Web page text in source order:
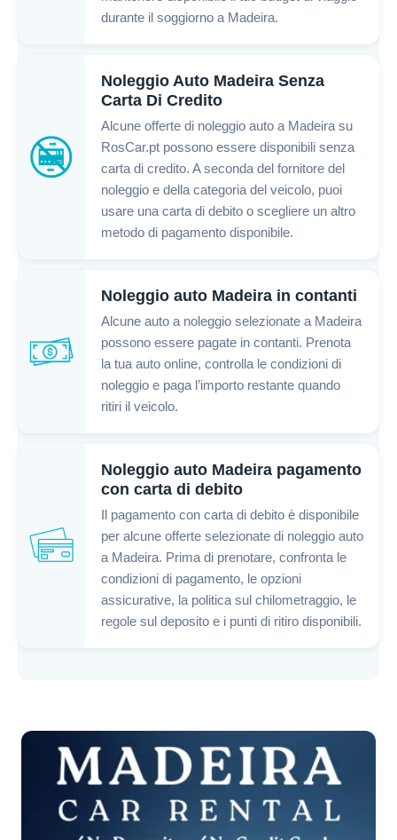
durante il soggiorno a Madeira.
Noleggio Auto Madeira Senza
Carta Di Credito
Alcune offerte di noleggio auto a Madeira su
RosCar.pt possono essere disponibili senza
carta di credito. A seconda del fornitore del
noleggio e della categoria del veicolo, puoi
usare una carta di debito o scegliere un altro
metodo di pagamento disponibile.
Noleggio auto Madeira in contanti
Alcune auto a noleggio selezionate a Madeira
possono essere pagate in contanti. Prenota
la tua auto online, controlla le condizioni di
noleggio e paga l’importo restante quando
ritiri il veicolo.
Noleggio auto Madeira pagamento
con carta di debito
Il pagamento con carta di debito è disponibile
per alcune offerte selezionate di noleggio auto
a Madeira. Prima di prenotare, confronta le
condizioni di pagamento, le opzioni
assicurative, la politica sul chilometraggio, le
regole sul deposito e i punti di ritiro disponibili.